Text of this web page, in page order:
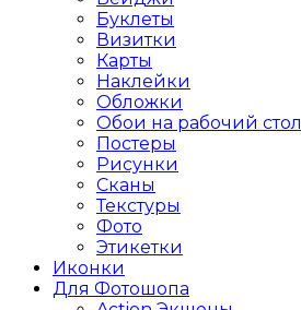
Буклеты
Визитки
Карты
Наклейки
Обложки
Обои на рабочий стол
Постеры
Рисунки
Сканы
Текстуры
Фото
Этикетки
Иконки
Для Фотошопа